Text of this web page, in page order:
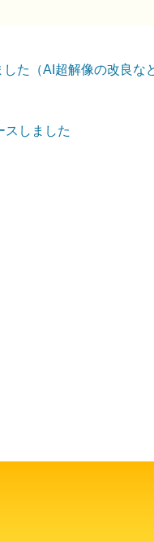
た（AI超解像の改良な
スしました